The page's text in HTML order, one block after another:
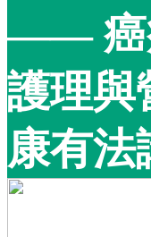
—— 癌
護理與
康有法